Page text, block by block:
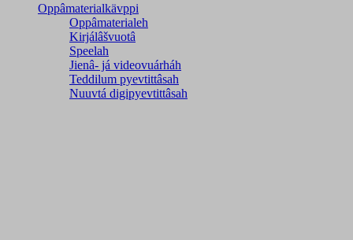
Oppâmaterialkävppi
Oppâmaterialeh
Kirjálâšvuotâ
Speelah
Jienâ- já videovuárháh
Teddilum pyevtittâsah
Nuuvtá digipyevtittâsah